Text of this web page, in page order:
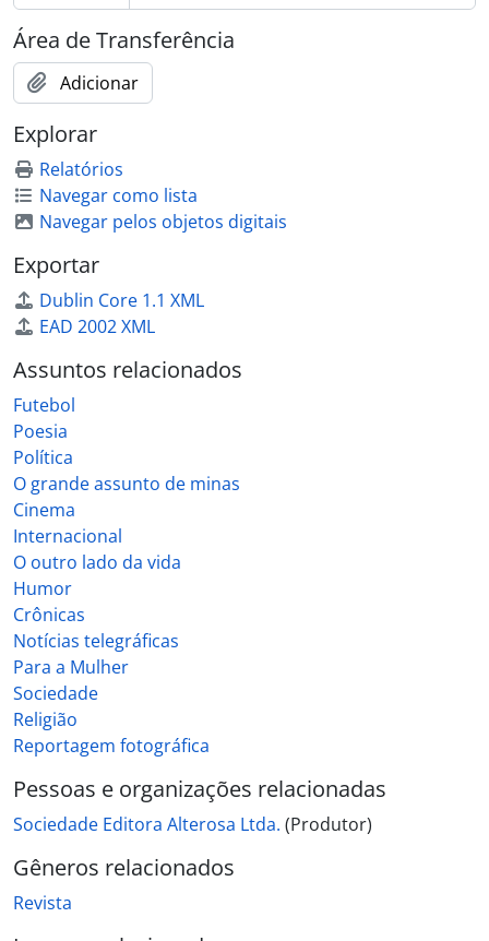
Área de Transferência
Adicionar
Explorar
Relatórios
Navegar como lista
Navegar pelos objetos digitais
Exportar
Dublin Core 1.1 XML
EAD 2002 XML
Assuntos relacionados
Futebol
Poesia
Política
O grande assunto de minas
Cinema
Internacional
O outro lado da vida
Humor
Crônicas
Notícias telegráficas
Para a Mulher
Sociedade
Religião
Reportagem fotográfica
Pessoas e organizações relacionadas
Sociedade Editora Alterosa Ltda. (Produtor)
Gêneros relacionados
Revista